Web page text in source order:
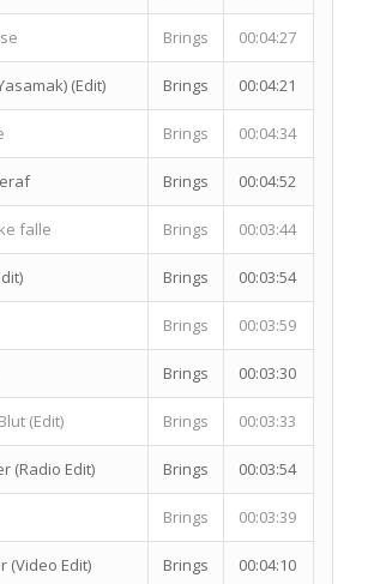
Brings 00:04:27
(Edit) Brings 00:04:21
Brings 00:04:34
Brings 00:04:52
falle Brings 00:03:44
Brings 00:03:54
Brings 00:03:59
Brings 00:03:30
(Edit) Brings 00:03:33
(Radio Edit) Brings 00:03:54
Brings 00:03:39
(Video Edit) Brings 00:04:10